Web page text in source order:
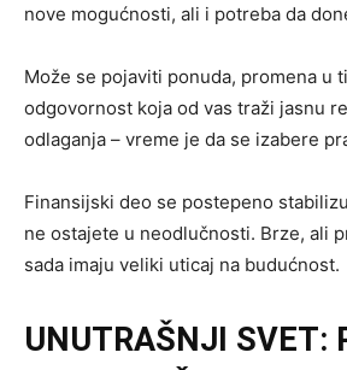
nove mogućnosti, ali i potreba da
Može se pojaviti ponuda, promena u
odgovornost koja od vas traži jasnu
odlaganja – vreme je da se izabere
Finansijski deo se postepeno
ne ostajete u neodlučnosti. Brze, ali
sada imaju veliki uticaj na budućnost.
UNUTRAŠNJI SVET: